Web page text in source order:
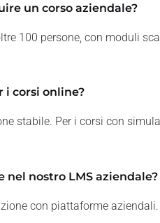
un corso aziendale?
100 persone, con moduli
i corsi online?
stabile. Per i corsi con
nostro LMS aziendale?
con piattaforme aziendali.